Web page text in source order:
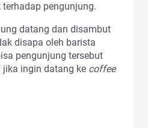
pengunjung.
datang dan disambut
disapa oleh barista
pengunjung tersebut
jika ingin datang ke coffee